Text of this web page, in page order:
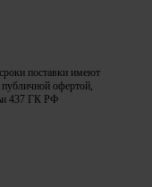
поставки имеют
офертой,
437 ГК РФ